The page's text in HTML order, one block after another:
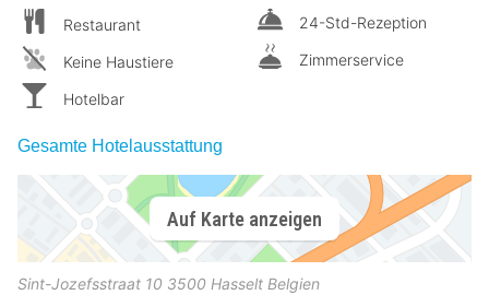
Restaurant
Keine Haustiere
Hotelbar
24-Std-Rezeption
Zimmerservice
Gesamte Hotelausstattung
Auf Karte anzeigen
Sint-Jozefsstraat 10 3500 Hasselt Belgien